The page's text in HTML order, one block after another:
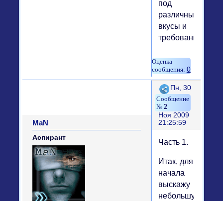
под
различные
вкусы и
требования.
0
Поделиться
2
Пн, 30
Ноя 2009
21:25:59
MaN
Аспирант
Часть 1.
Итак, для
начала
выскажу
небольшую